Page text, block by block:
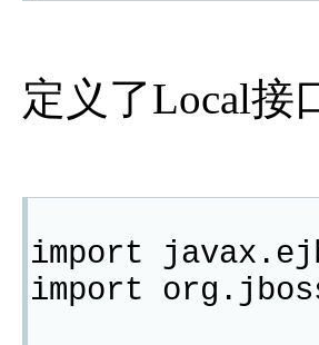
定义了Local接
import
import